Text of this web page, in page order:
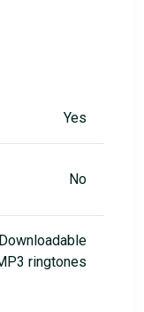
Yes
No
ringtones